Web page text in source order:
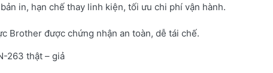
in, hạn chế thay linh kiện, tối ưu chi phí vận hành.
Brother được chứng nhận an toàn, dễ tái chế.
263 thật – giả